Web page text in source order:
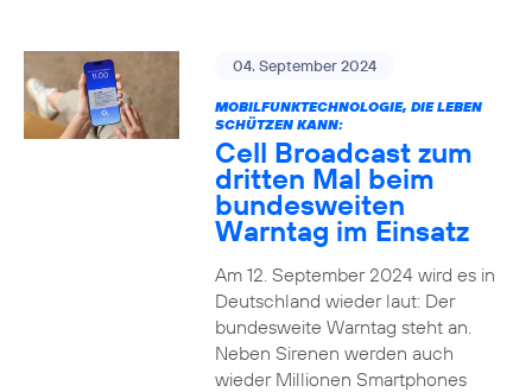
04. September 2024
MOBILFUNKTECHNOLOGIE, DIE LEBEN
SCHÜTZEN KANN:
Cell Broadcast zum
dritten Mal beim
bundesweiten
Warntag im Einsatz
Am 12. September 2024 wird es in
Deutschland wieder laut: Der
bundesweite Warntag steht an.
Neben Sirenen werden auch
wieder Millionen Smartphones